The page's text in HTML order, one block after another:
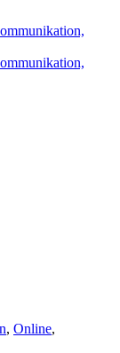
, Online,